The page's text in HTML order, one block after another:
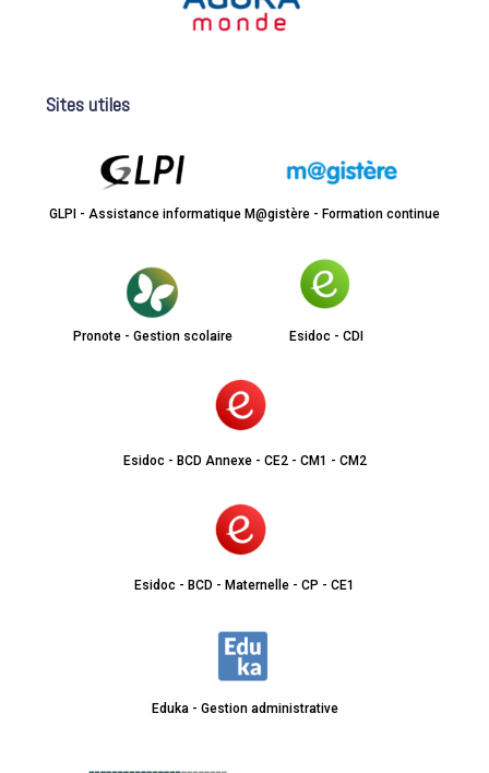
Sites utiles
GLPI - Assistance informatique M@gistère - Formation continue
Pronote - Gestion scolaire Esidoc - CDI
Esidoc - BCD Annexe - CE2 - CM1 - CM2
Esidoc - BCD - Maternelle - CP - CE1
Eduka - Gestion administrative